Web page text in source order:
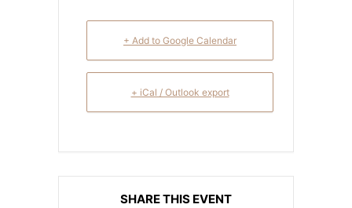
+ Add to Google Calendar
+ iCal / Outlook export
SHARE THIS EVENT